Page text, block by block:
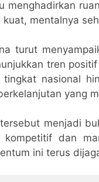
menghadirkan
mentalnya
turut
tren
tingkat nasional
yang
menjadi
kompetitif dan
ini terus